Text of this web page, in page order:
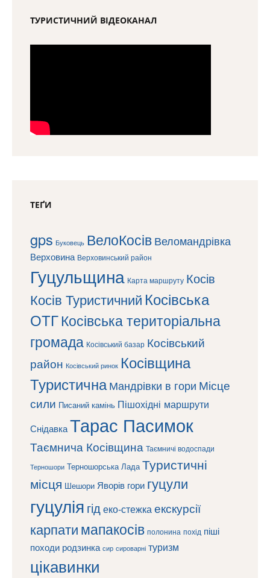
ТУРИСТИЧНИЙ ВІДЕОКАНАЛ
ТЕҐИ
gps Буковець ВелоКосів Веломандрівка
Верховина Верховинський район
Гуцульщина Карта маршруту Косів
Косів Туристичний Косівська
ОТГКосівська територіальна
громада Косівський базар Косівський
район Косівський ринок Косівщина
Туристична Мандрівки в гори Місце
сили Писаний камінь Пішохідні маршрути
СнідавкаТарас Пасимок
Таємнича Косівщина Таємничі водоспади
Терношори Терношорська Лада Туристичні
місця Шешори Яворів гори гуцули
гуцулія гідеко-стежкаекскурсії
карпатимапакосів полонина похід піші
походи родзинка сир сироварні туризм
цікавинки